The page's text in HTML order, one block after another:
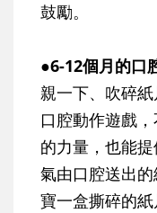
鼓勵。
●6-12個月的口
親一下、吹碎
口腔動作遊戲
的力量，也能
氣由口腔送出
寶一盒撕碎的